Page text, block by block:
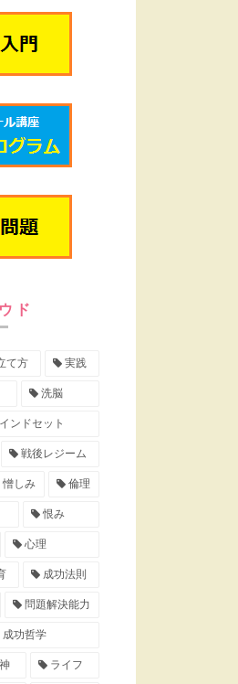
ド
て方 実践
洗脳
ンドセット
戦後レジーム
憎しみ 倫理
恨み
心理
成功法則
問題解決能力
成功哲学
ライフ